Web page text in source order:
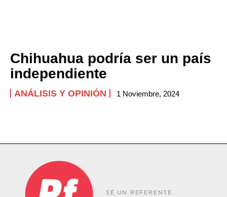
Chihuahua podría ser un país
independiente
ANÁLISIS Y OPINIÓN 1 Noviembre, 2024
SÉ UN REFERENTE